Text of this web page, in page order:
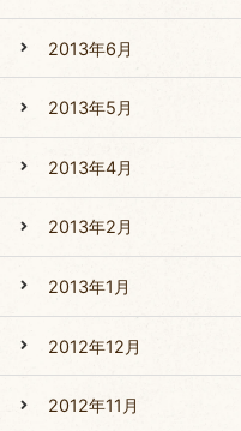
2013年6月
2013年5月
2013年4月
2013年2月
2013年1月
2012年12月
2012年11月